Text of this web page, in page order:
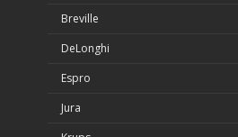
Breville
DeLonghi
Espro
Jura